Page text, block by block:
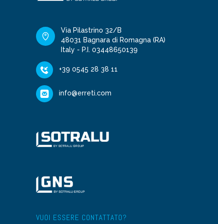
Via Pilastrino 32/B
48031 Bagnara di Romagna (RA)
Italy - P.I. 03448650139
+39 0545 28 38 11
info@erreti.com
VUOI ESSERE CONTATTATO?